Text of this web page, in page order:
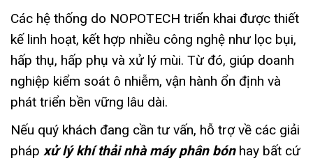
Các hệ thống do NOPOTECH triển khai được thiết
kế linh hoạt, kết hợp nhiều công nghệ như lọc bụi,
hấp thụ, hấp phụ và xử lý mùi. Từ đó, giúp doanh
nghiệp kiểm soát ô nhiễm, vận hành ổn định và
phát triển bền vững lâu dài.
Nếu quý khách đang cần tư vấn, hỗ trợ về các giải
pháp xử lý khí thải nhà máy phân bón hay bất cứ